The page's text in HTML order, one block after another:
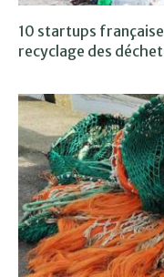
10 startups
recyclage des